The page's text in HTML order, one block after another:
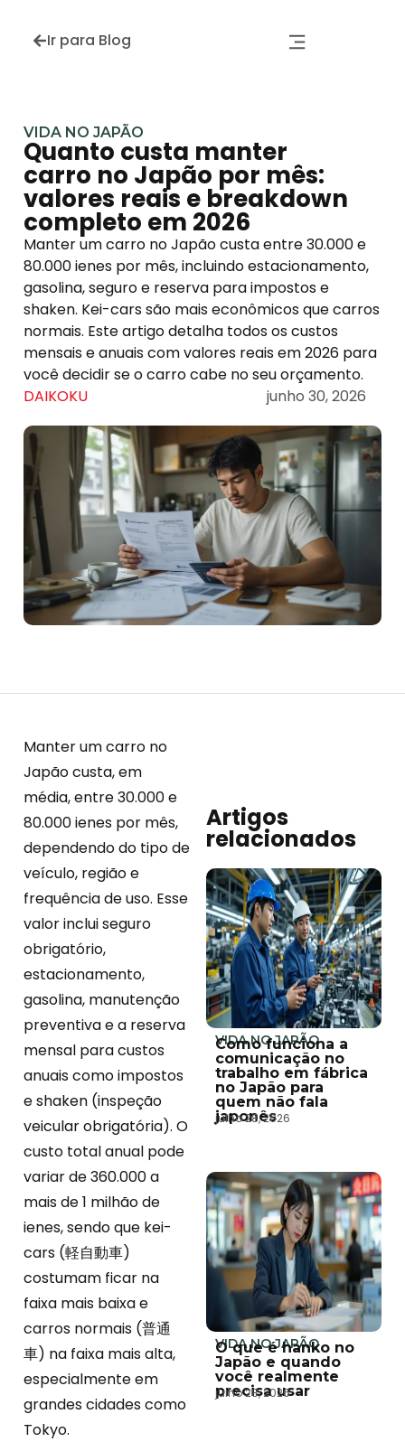
Ir para Blog
VIDA NO JAPÃO
Quanto custa manter
carro no Japão por mês:
valores reais e breakdown
completo em 2026
Manter um carro no Japão custa entre 30.000 e
80.000 ienes por mês, incluindo estacionamento,
gasolina, seguro e reserva para impostos e
shaken. Kei-cars são mais econômicos que carros
normais. Este artigo detalha todos os custos
mensais e anuais com valores reais em 2026 para
você decidir se o carro cabe no seu orçamento.
DAIKOKU
junho 30, 2026
Manter um carro no
Japão custa, em
média, entre 30.000 e
80.000 ienes por mês,
dependendo do tipo de
veículo, região e
frequência de uso. Esse
valor inclui seguro
obrigatório,
estacionamento,
gasolina, manutenção
preventiva e a reserva
mensal para custos
anuais como impostos
e shaken (inspeção
veicular obrigatória). O
custo total anual pode
variar de 360.000 a
mais de 1 milhão de
ienes, sendo que kei-
cars (軽自動車)
costumam ficar na
faixa mais baixa e
carros normais (普通
車) na faixa mais alta,
especialmente em
grandes cidades como
Tokyo.
Artigos
relacionados
VIDA NO JAPÃO
Como funciona a
comunicação no
trabalho em fábrica
no Japão para
quem não fala
japonês
julho 28, 2026
VIDA NO JAPÃO
O que é hanko no
Japão e quando
você realmente
precisa usar
julho 28, 2026